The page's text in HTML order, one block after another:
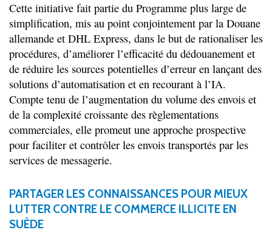
Cette initiative fait partie du Programme plus large de
simplification, mis au point conjointement par la Douane
allemande et DHL Express, dans le but de rationaliser les
procédures, d’améliorer l’efficacité du dédouanement et
de réduire les sources potentielles d’erreur en lançant des
solutions d’automatisation et en recourant à l’IA.
Compte tenu de l’augmentation du volume des envois et
de la complexité croissante des règlementations
commerciales, elle promeut une approche prospective
pour faciliter et contrôler les envois transportés par les
services de messagerie.
PARTAGER LES CONNAISSANCES POUR MIEUX
LUTTER CONTRE LE COMMERCE ILLICITE EN
SUÈDE